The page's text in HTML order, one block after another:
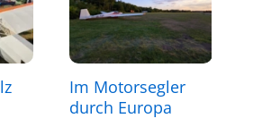
Im Motorsegler
durch Europa